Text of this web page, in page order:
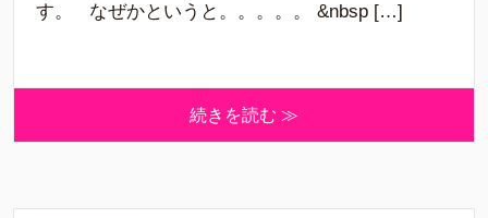
す。 なぜかというと。。。。。 &nbsp […]
続きを読む ≫